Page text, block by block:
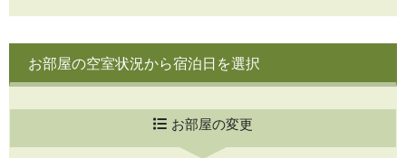
お部屋の空室状況から宿泊日を選択
お部屋の変更